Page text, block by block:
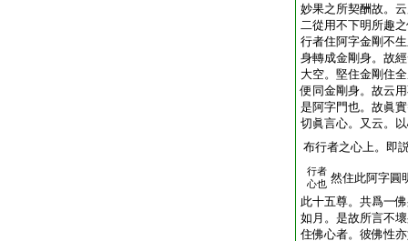
妙果之所契酬故。
二從用不下明所趣
行者住阿字金剛不
身轉成金剛身。故
大空。堅住金剛住
便同金剛身。故云
是阿字門也。故眞
切眞言心。又云。
布行者之心上。即
行者
心也 然住此阿字圓
此十五尊。共爲一
如月。是故所言不
住佛心者。彼佛性